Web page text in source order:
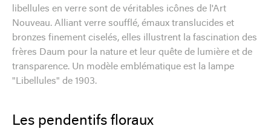
libellules en verre sont de véritables icônes de l'Art
Nouveau. Alliant verre soufflé, émaux translucides et
bronzes finement ciselés, elles illustrent la fascination des
frères Daum pour la nature et leur quête de lumière et de
transparence. Un modèle emblématique est la lampe
"Libellules" de 1903.
Les pendentifs floraux